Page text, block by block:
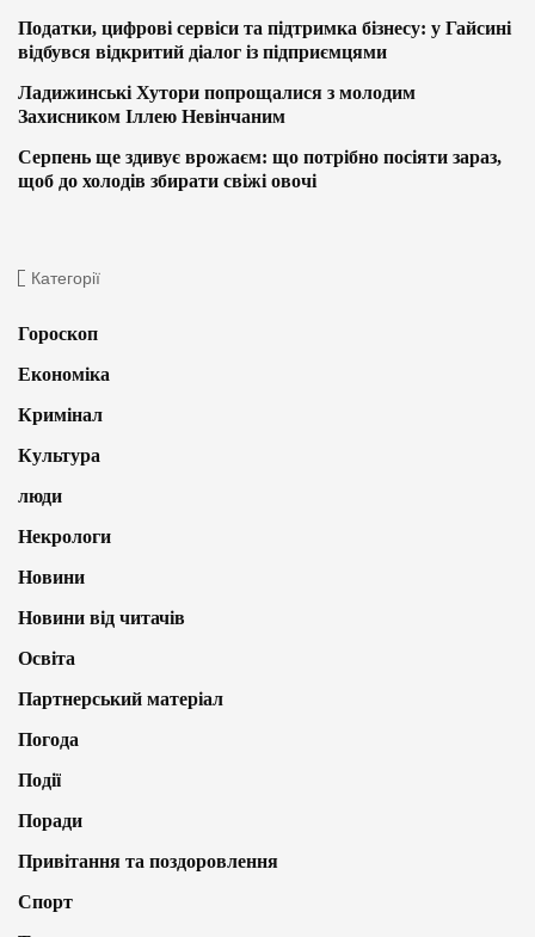
Податки, цифрові сервіси та підтримка бізнесу: у Гайсині
відбувся відкритий діалог із підприємцями
Ладижинські Хутори попрощалися з молодим
Захисником Іллею Невінчаним
Серпень ще здивує врожаєм: що потрібно посіяти зараз,
щоб до холодів збирати свіжі овочі
Категорії
Гороскоп
Економіка
Кримінал
Культура
люди
Некрологи
Новини
Новини від читачів
Освіта
Партнерський матеріал
Погода
Події
Поради
Привітання та поздоровлення
Спорт